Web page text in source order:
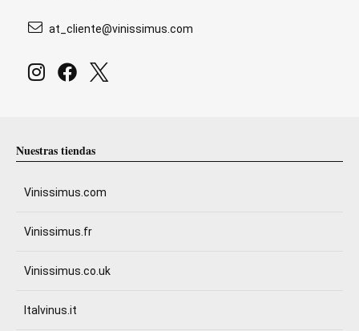
at_cliente@vinissimus.com
Nuestras tiendas
Vinissimus.com
Vinissimus.fr
Vinissimus.co.uk
Italvinus.it